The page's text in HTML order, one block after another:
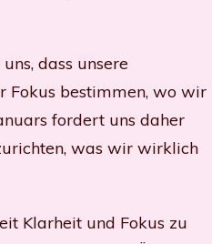
dass unsere
Fokus bestimmen, wo wir
fordert uns daher
was wir wirklich
Klarheit und Fokus zu